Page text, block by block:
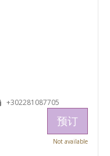
+302281087705
预订
Not available